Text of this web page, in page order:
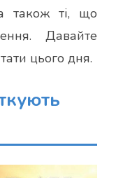
також ті, що
Давайте
цього дня.